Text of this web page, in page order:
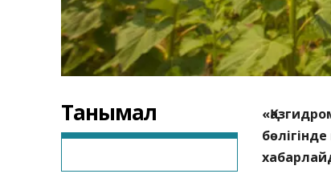
Танымал